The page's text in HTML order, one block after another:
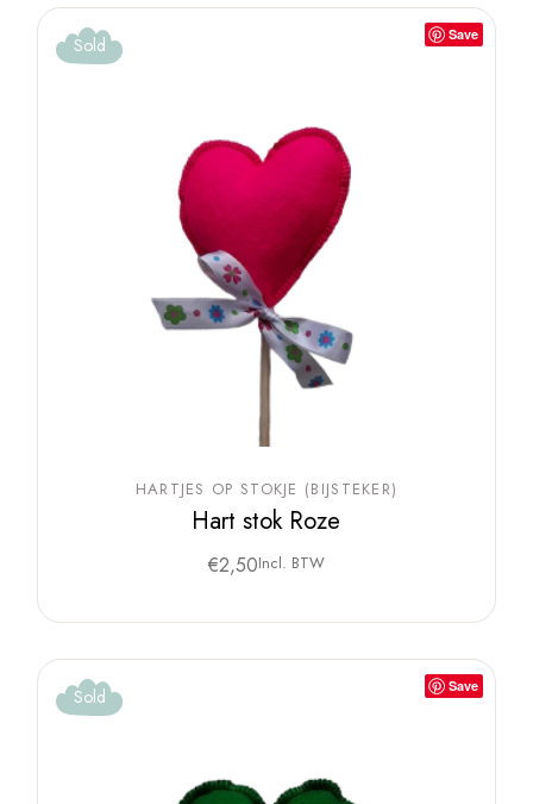
Save
Sold
HARTJES OP STOKJE (BIJSTEKER)
Hart stok Roze
€2,50Incl. BTW
Save
Sold